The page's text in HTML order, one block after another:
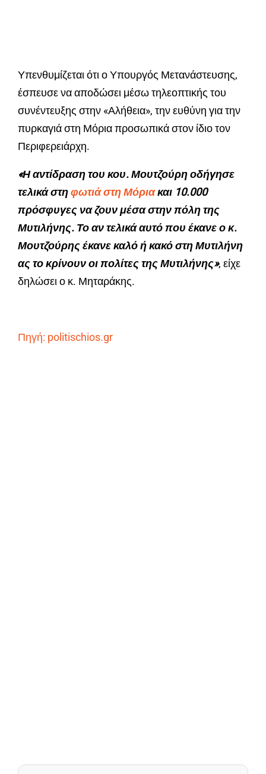
Υπενθυμίζεται ότι ο Υπουργός Μετανάστευσης,
έσπευσε να αποδώσει μέσω τηλεοπτικής του
συνέντευξης στην «Αλήθεια», την ευθύνη για την
πυρκαγιά στη Μόρια προσωπικά στον ίδιο τον
Περιφερειάρχη.
«Η αντίδραση του κου. Μουτζούρη οδήγησε
τελικά στηφωτιά στη Μόριακαι 10.000
πρόσφυγες να ζουν μέσα στην πόλη της
Μυτιλήνης. Το αν τελικά αυτό που έκανε ο κ.
Μουτζούρης έκανε καλό ή κακό στη Μυτιλήνη
ας το κρίνουν οι πολίτες της Μυτιλήνης», είχε
δηλώσει ο κ. Μηταράκης.
Πηγή: politischios.gr